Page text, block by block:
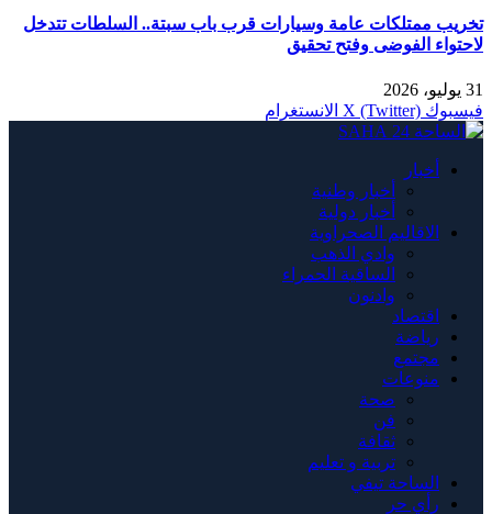
تخريب ممتلكات عامة وسيارات قرب باب سبتة.. السلطات تتدخل
لاحتواء الفوضى وفتح تحقيق
31 يوليو، 2026
فيسبوك X (Twitter) الانستغرام
أخبار
أخبار وطنية
أخبار دولية
الاقاليم الصحراوية
وادي الذهب
الساقية الحمراء
وادنون
اقتصاد
رياضة
مجتمع
منوعات
صحة
فن
ثقافة
تربية و تعليم
الساحة تيفي
رأي حر